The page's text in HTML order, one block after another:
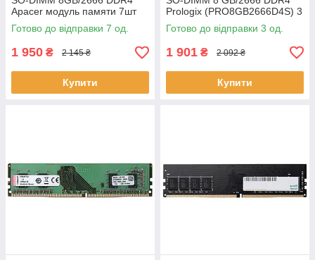
Apacer модуль памяти 7шт
Готово до відправки 7 од.
1 950 ₴ 2 145 ₴
Купити
Prologix (PRO8GB2666D4S) 3
шт
Готово до відправки 3 од.
1 901 ₴ 2 092 ₴
Купити